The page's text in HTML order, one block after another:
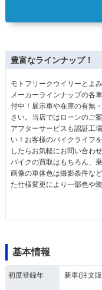
豊富なラインナップ！
モトフリークウイリーとよ
メーカーラインナップの各
付中！展示車や在庫の有無
さい。当店ではローンのご
アフターサービスも認証工
い！お客様のバイクライフ
したらお気軽にお問い合わせ
バイクの買取はもちろん、
画像の車体色は撮影条件な
た仕様変更により一部色や
基本情報
初度登録年 新車(注文